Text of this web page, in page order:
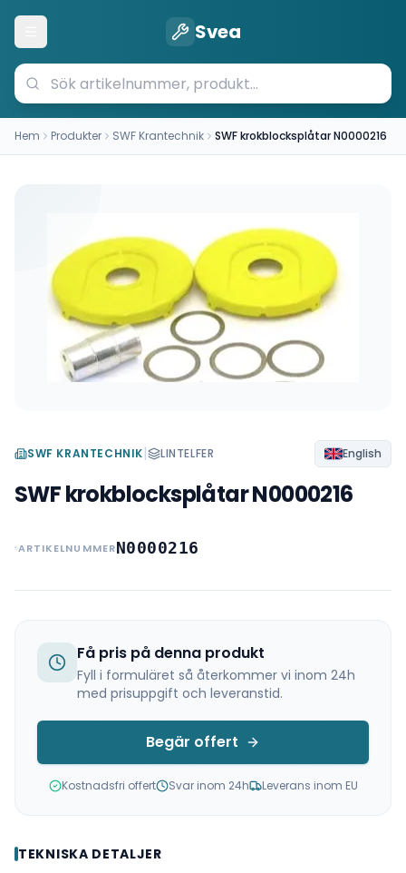
Öppna meny Svea
Hem Produkter SWF Krantechnik SWF krokblocksplåtar N0000216
SWF KRANTECHNIK| LINTELFER English
SWF krokblocksplåtar N0000216
ARTIKELNUMMERN0000216
Få pris på denna produkt
Fyll i formuläret så återkommer vi inom 24h
med prisuppgift och leveranstid.
Begär offert
Kostnadsfri offert Svar inom 24h Leverans inom EU
TEKNISKA DETALJER